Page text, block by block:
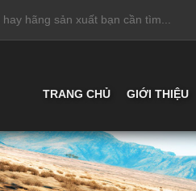
TRANG CHỦ GIỚI THIỆU